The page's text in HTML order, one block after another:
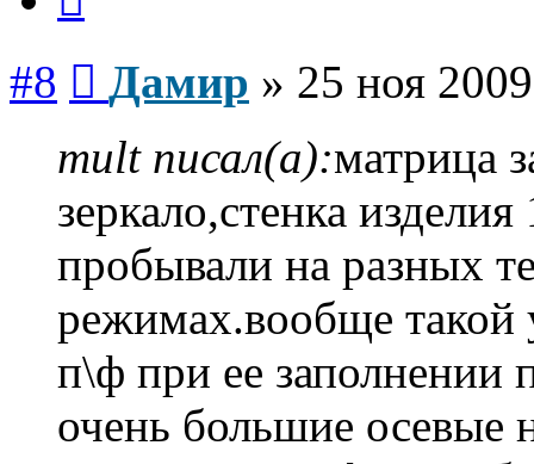
#8 Дамир » 25 ноя
mult писал(а):матрица
зеркало,стенка
пробывали на разных
режимах.вообще такой
п\ф при ее заполнении
очень большие осевые